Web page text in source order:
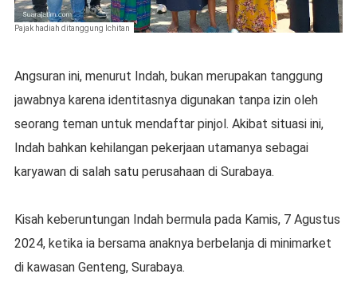
Pajak hadiah ditanggung Ichitan
Angsuran ini, menurut Indah, bukan merupakan tanggung
jawabnya karena identitasnya digunakan tanpa izin oleh
seorang teman untuk mendaftar pinjol. Akibat situasi ini,
Indah bahkan kehilangan pekerjaan utamanya sebagai
karyawan di salah satu perusahaan di Surabaya.
Kisah keberuntungan Indah bermula pada Kamis, 7 Agustus
2024, ketika ia bersama anaknya berbelanja di minimarket
di kawasan Genteng, Surabaya.